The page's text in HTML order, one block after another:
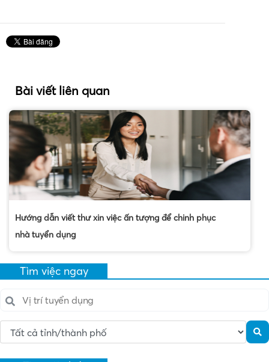
Bài viết liên quan
Hướng dẫn viết thư xin việc ấn tượng để chinh phục
nhà tuyển dụng
Tìm việc ngay